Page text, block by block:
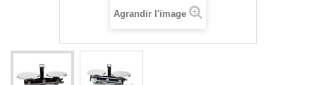
Agrandir l'image